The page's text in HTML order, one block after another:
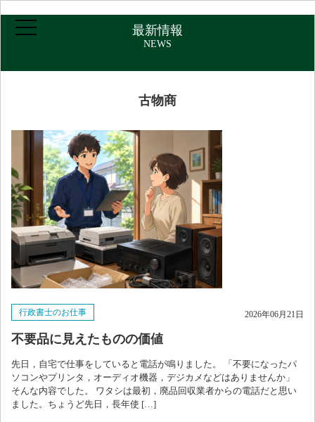
ホーム
ご挨拶・プロフィール
取扱業務
報酬について
アクセス
ブログ
最新情報
NEWS
古物商
行政書士のお仕事 2026年06月21日
不要品に見えたものの価値
先日，自宅で仕事をしていると電話が鳴りました。 「不要になったパ
ソコンやプリンタ，オーディオ機器，デジカメなどはありませんか」
そんな内容でした。 ワタシは最初，廃品回収業者からの電話だと思い
ました。ちょうど先日，長年使 […]